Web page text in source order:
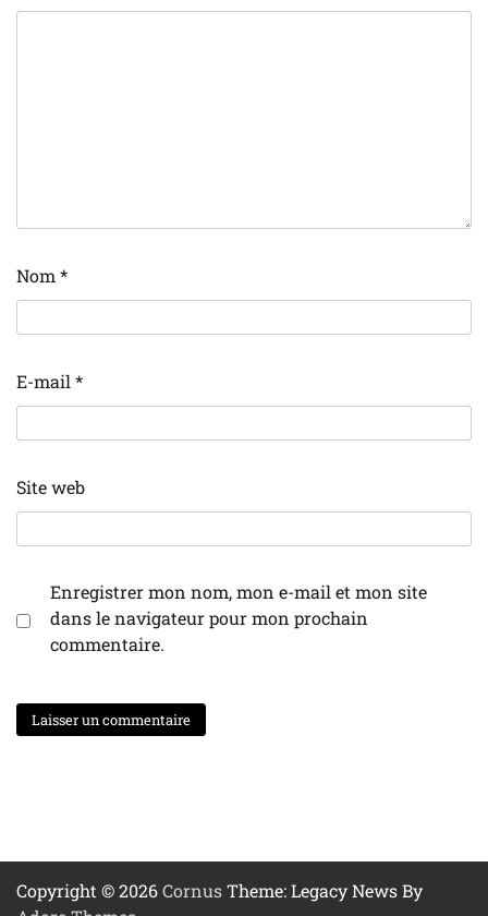
Nom *
E-mail *
Site web
Enregistrer mon nom, mon e-mail et mon site
dans le navigateur pour mon prochain
commentaire.
Copyright © 2026CornusTheme: Legacy News By